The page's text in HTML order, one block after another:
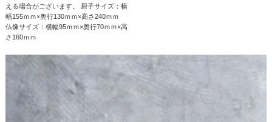
える場合がございます。 厨子サイズ：横
幅155ｍｍ×奥行130ｍｍ×高さ240ｍｍ
仏像サイズ：横幅95ｍｍ×奥行70ｍｍ×高
さ160ｍｍ